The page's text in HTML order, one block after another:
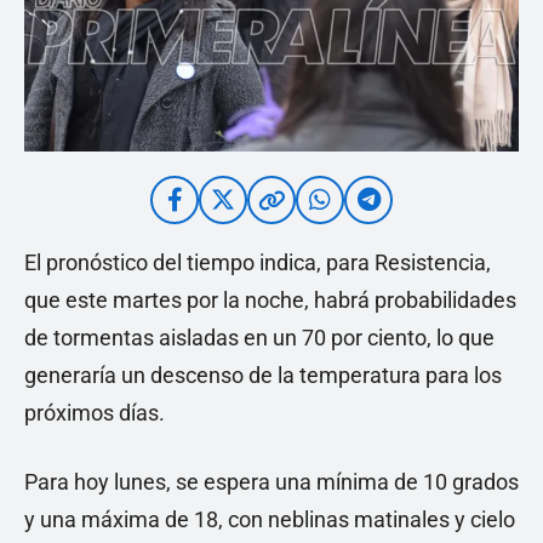
El pronóstico del tiempo indica, para Resistencia,
que este martes por la noche, habrá probabilidades
de tormentas aisladas en un 70 por ciento, lo que
generaría un descenso de la temperatura para los
próximos días.
Para hoy lunes, se espera una mínima de 10 grados
y una máxima de 18, con neblinas matinales y cielo